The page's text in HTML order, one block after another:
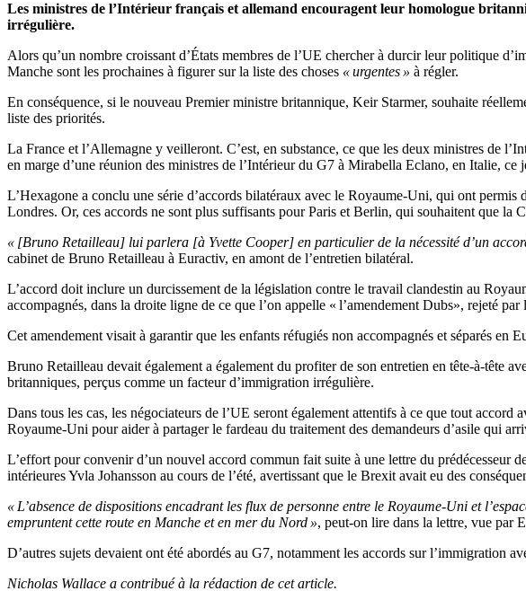
Les ministres de l’Intérieur français et allemand encouragent leur homologue
irrégulière.
Alors qu’un nombre croissant d’États membres de l’UE chercher à durcir leur politique
Manche sont les prochaines à figurer sur la liste des choses « urgentes » à régler.
En conséquence, si le nouveau Premier ministre britannique, Keir Starmer, souhaite
liste des priorités.
La France et l’Allemagne y veilleront. C’est, en substance, ce que les deux ministres de
en marge d’une réunion des ministres de l’Intérieur du G7 à Mirabella Eclano, en Italie,
L’Hexagone a conclu une série d’accords bilatéraux avec le Royaume-Uni, qui ont
Londres. Or, ces accords ne sont plus suffisants pour Paris et Berlin, qui souhaitent que la
« [Bruno Retailleau] lui parlera [à Yvette Cooper] en particulier de la nécessité d’un
cabinet de Bruno Retailleau à Euractiv, en amont de l’entretien bilatéral.
L’accord doit inclure un durcissement de la législation contre le travail clandestin au
accompagnés, dans la droite ligne de ce que l’on appelle « l’amendement Dubs», rejeté
Cet amendement visait à garantir que les enfants réfugiés non accompagnés et séparés
Bruno Retailleau devait également a également du profiter de son entretien en tête-à-tête
britanniques, perçus comme un facteur d’immigration irrégulière.
Dans tous les cas, les négociateurs de l’UE seront également attentifs à ce que tout
Royaume-Uni pour aider à partager le fardeau du traitement des demandeurs d’asile qui
L’effort pour convenir d’un nouvel accord commun fait suite à une lettre du prédécesseur
intérieures Yvla Johansson au cours de l’été, avertissant que le Brexit avait eu des
« L’absence de dispositions encadrant les flux de personne entre le Royaume-Uni et
empruntent cette route en Manche et en mer du Nord », peut-on lire dans la lettre, vue par
D’autres sujets devaient ont été abordés au G7, notamment les accords sur l’immigration
Nicholas Wallace a contribué à la rédaction de cet article.